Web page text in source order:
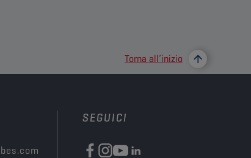
Torna all’inizio
SEGUICI